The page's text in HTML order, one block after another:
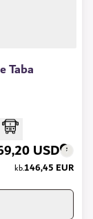
Taba
USD
kb.146,45 EUR